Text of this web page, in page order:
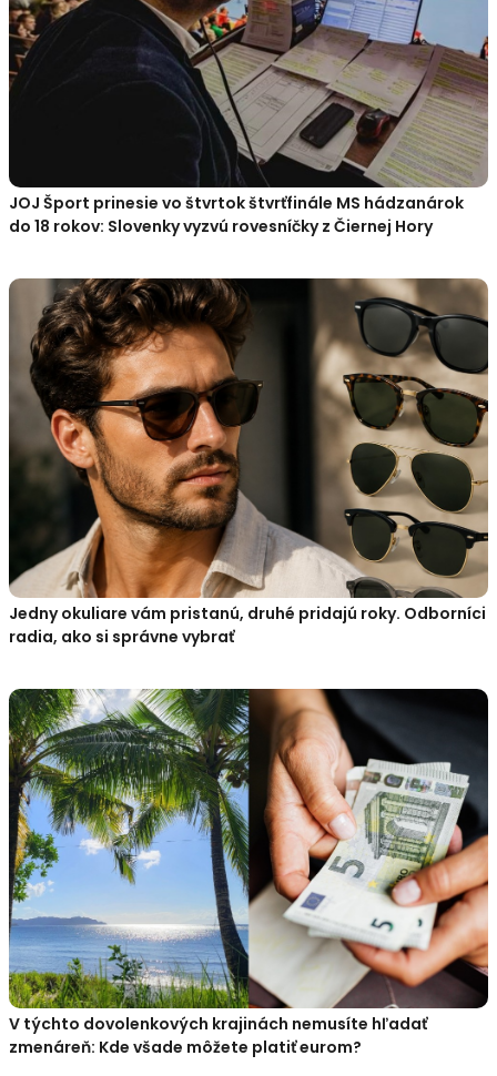
JOJ Šport prinesie vo štvrtok štvrťfinále MS hádzanárok
do 18 rokov: Slovenky vyzvú rovesníčky z Čiernej Hory
Jedny okuliare vám pristanú, druhé pridajú roky. Odborníci
radia, ako si správne vybrať
V týchto dovolenkových krajinách nemusíte hľadať
zmenáreň: Kde všade môžete platiť eurom?